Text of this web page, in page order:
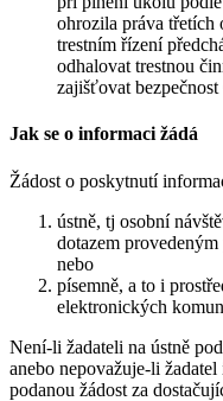
ohrozila práva třetích
trestním řízení
odhalovat trestnou
zajišťovat
Jak se o informaci žádá
Žádost o poskytnutí
ústně, tj osobní
dotazem
nebo
písemně, a to i
elektronických
Není-li žadateli na ústně
anebo nepovažuje-li
podanou žádost za